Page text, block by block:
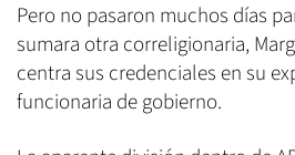
Pero no pasaron muchos días
sumara otra correligionaria,
centra sus credenciales en su
funcionaria de gobierno.